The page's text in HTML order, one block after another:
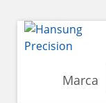
Marca